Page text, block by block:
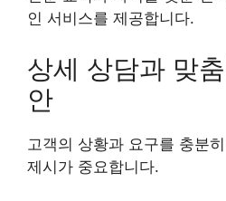
인 서비스를 제공합니다.
상세 상담과 맞
안
고객의 상황과 요구를 충분
제시가 중요합니다.